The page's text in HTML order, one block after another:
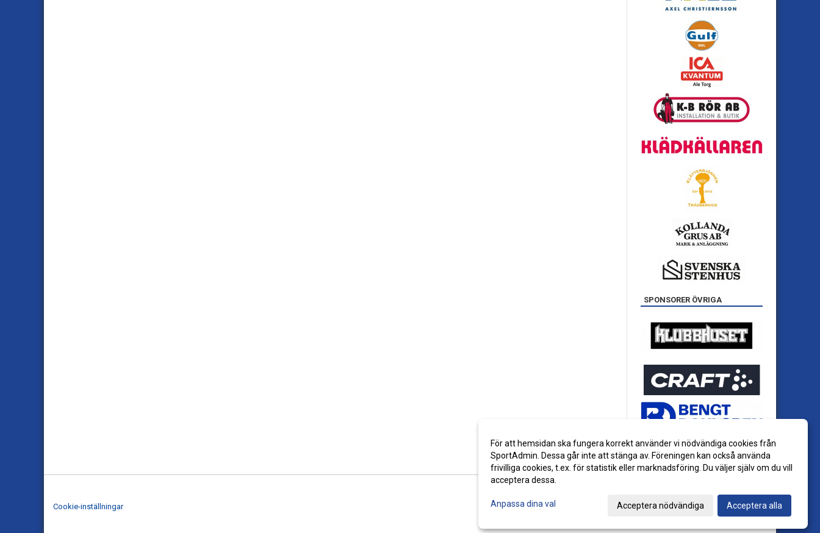
SPONSORER ÖVRIGA
Cookie-inställningar
För att hemsidan ska fungera korrekt använder vi nödvändiga cookies från
SportAdmin. Dessa går inte att stänga av. Föreningen kan också använda
frivilliga cookies, t.ex. för statistik eller marknadsföring. Du väljer själv om du vill
acceptera dessa.
Anpassa dina val Acceptera nödvändiga Acceptera alla